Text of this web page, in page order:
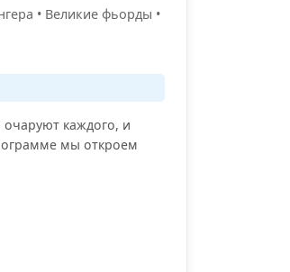
• Великие фьорды •
очаруют каждого, и
мы откроем